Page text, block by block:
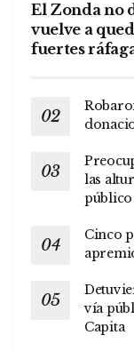
El Zonda no
vuelve a
fuertes
las
público
Cinco
vía
Capita